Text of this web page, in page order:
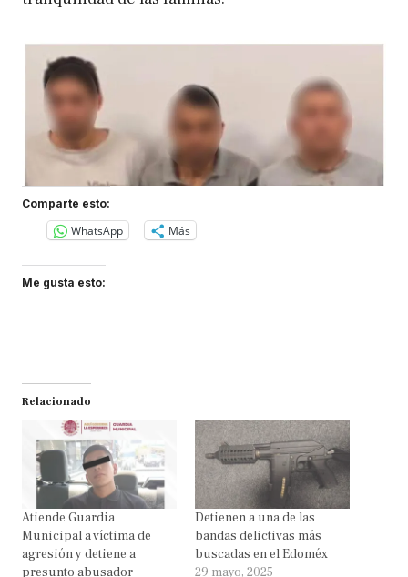
Comparte esto:
WhatsApp Más
Me gusta esto:
Relacionado
Atiende Guardia
Municipal a víctima de
agresión y detiene a
presunto abusador
Detienen a una de las
bandas delictivas más
buscadas en el Edoméx
29 mayo, 2025